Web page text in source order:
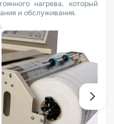
нагрева, который
и обслуживания.